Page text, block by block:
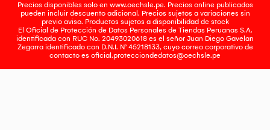
Precios disponibles solo en www.oechsle.pe. Precios online publicados
pueden incluir descuento adicional. Precios sujetos a variaciones sin
previo aviso. Productos sujetos a disponibilidad de stock
El Oficial de Protección de Datos Personales de Tiendas Peruanas S.A.
identificada con RUC No. 20493020618 es el señor Juan Diego Gavelan
Zegarra identificado con D.N.I. N° 45218133, cuyo correo corporativo de
contacto es oficial.protecciondedatos@oechsle.pe